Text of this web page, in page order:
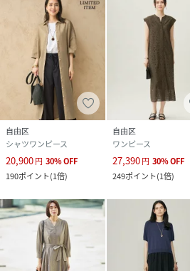
自由区
シャツワンピース
20,900円 30%OFF
190ポイント(1倍)
自由区
ワンピース
27,390円 30%OFF
249ポイント(1倍)